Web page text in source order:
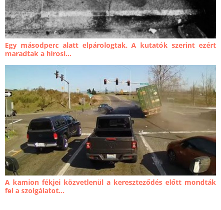
Egy másodperc alatt elpárologtak. A kutatók szerint ezért
maradtak a hirosi...
A kamion fékjei közvetlenül a kereszteződés előtt mondták
fel a szolgálatot...